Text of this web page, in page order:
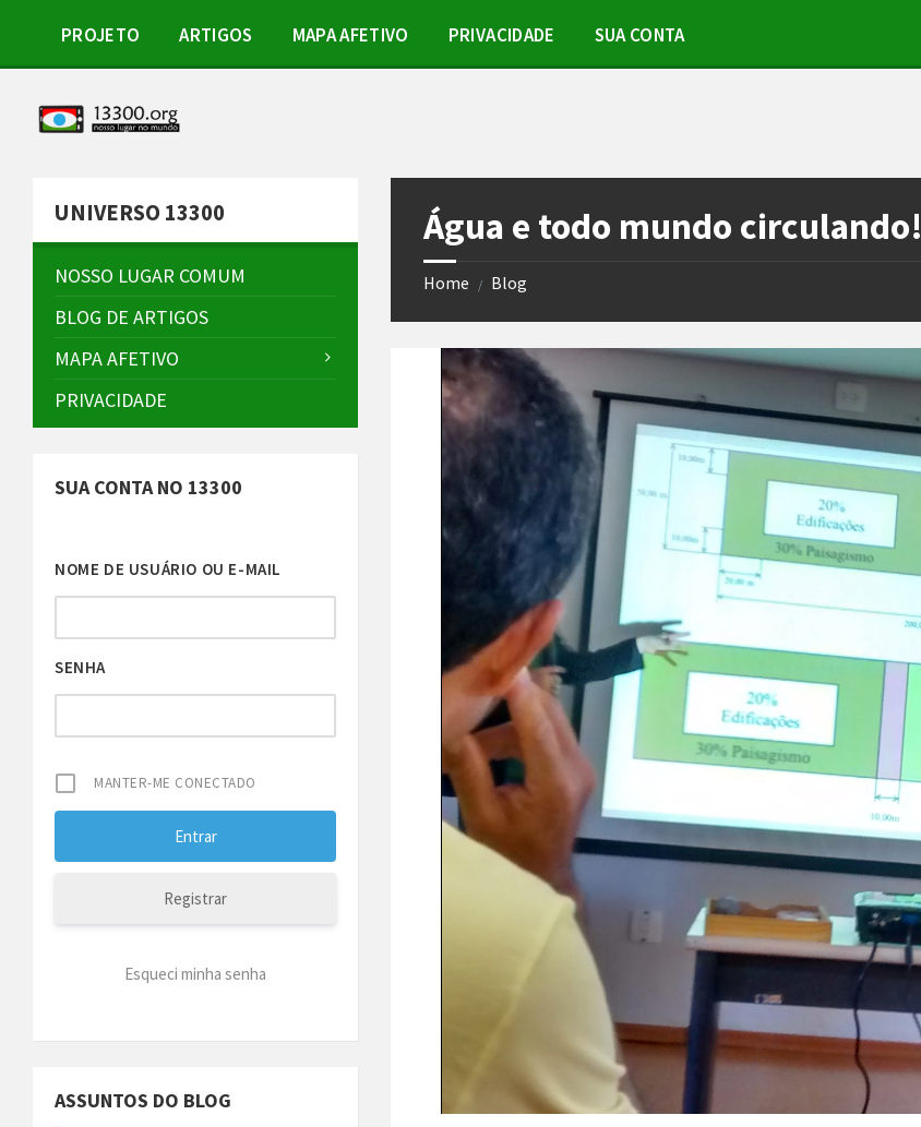
sidebar
PROJETO ARTIGOS MAPA AFETIVO PRIVACIDADE SUA CONTA
Água e todo mundo circulando!
Home / Blog
UNIVERSO 13300
NOSSO LUGAR COMUM
BLOG DE ARTIGOS
MAPA AFETIVO
PRIVACIDADE
SUA CONTA NO 13300
NOME DE USUÁRIO OU E-MAIL
SENHA
MANTER-ME CONECTADO
Registrar
Esqueci minha senha
ASSUNTOS DO BLOG